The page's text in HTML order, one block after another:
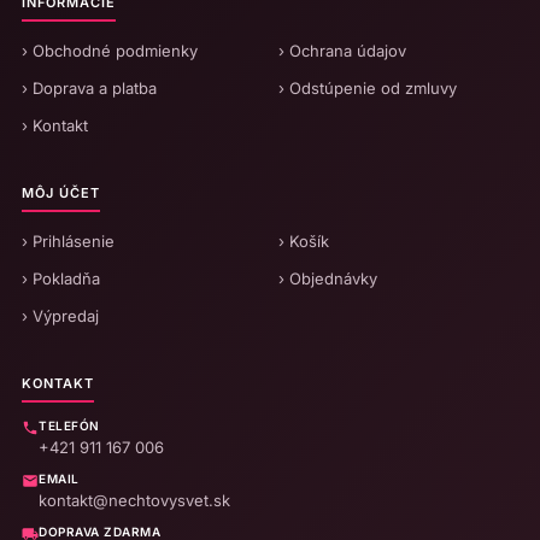
› Obchodné podmienky
› Ochrana údajov
› Doprava a platba
› Odstúpenie od zmluvy
› Kontakt
MÔJ ÚČET
› Prihlásenie
› Košík
› Pokladňa
› Objednávky
› Výpredaj
KONTAKT
TELEFÓN
+421 911 167 006
EMAIL
kontakt@nechtovysvet.sk
DOPRAVA ZDARMA